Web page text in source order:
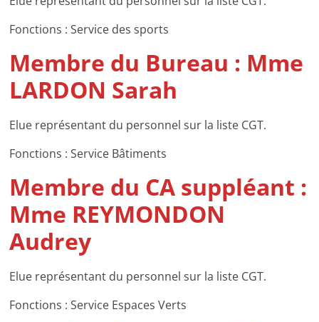
Fonctions : Service des sports
Membre du Bureau : Mme
LARDON Sarah
Elue représentant du personnel sur la liste CGT.
Fonctions : Service Bâtiments
Membre du CA suppléant :
Mme REYMONDON
Audrey
Elue représentant du personnel sur la liste CGT.
Fonctions : Service Espaces Verts